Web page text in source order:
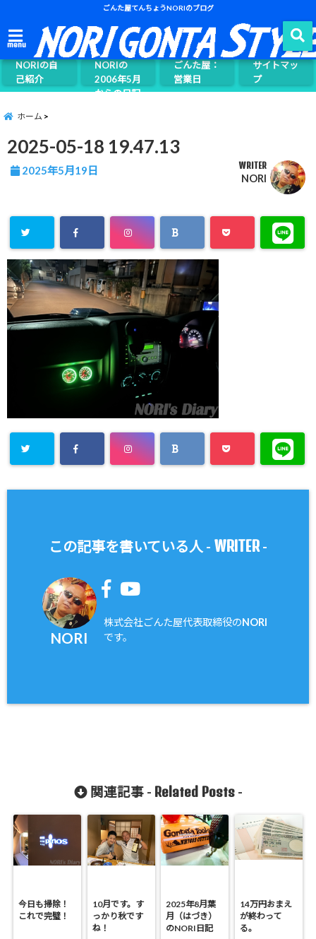
ごんた屋てんちょうNORIのブログ
menu
NORIの自
己紹介
ごんた屋て
んちょう
NORIの
2006年5月
からの日記
ごんた屋：
営業日
サイトマッ
プ
ホーム
2025-05-18 19.47.13
2025年5月19日 WRITER
NORI
この記事を書いている人 - WRITER-
NORI
株式会社ごんた屋代表取締役のNORI
です。
関連記事 - Related Posts-
今日も掃除！
これで完璧！
10月です。す
っかり秋です
ね！
2025年8月葉
月（はづき）
のNORI日記
14万円おまえ
が終わって
る。